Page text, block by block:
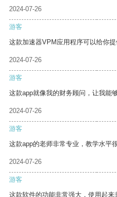
2024-07-26
游客
这款加速器VPM应用程序可以给你
2024-07-26
游客
这款app就像我的财务顾问，让我能
2024-07-26
游客
这款app的老师非常专业，教学水平
2024-07-26
游客
这款软件的功能非常强大，使用起来